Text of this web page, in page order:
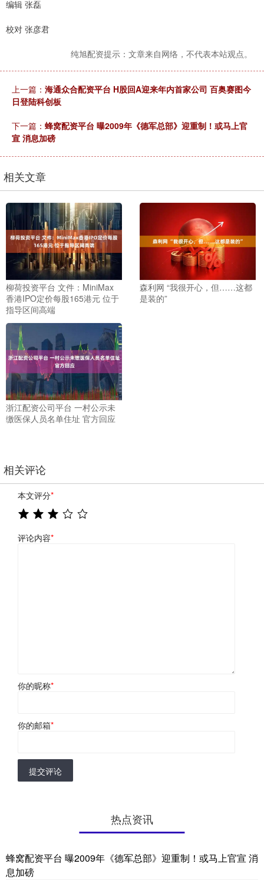
编辑 张磊
校对 张彦君
纯旭配资提示：文章来自网络，不代表本站观点。
上一篇： 海通众合配资平台 H股回A迎来年内首家公司 百奥赛图今
日登陆科创板
下一篇： 蜂窝配资平台 曝2009年《德军总部》迎重制！或马上官
宣 消息加磅
相关文章
柳荷投资平台 文件：MiniMax
香港IPO定价每股165港元 位于
指导区间高端
森利网 “我很开心，但……这都
是装的”
浙江配资公司平台 一村公示未
缴医保人员名单住址 官方回应
相关评论
本文评分*
评论内容*
你的昵称*
你的邮箱*
提交评论
热点资讯
蜂窝配资平台 曝2009年《德军总部》迎重制！或马上官宣 消
息加磅